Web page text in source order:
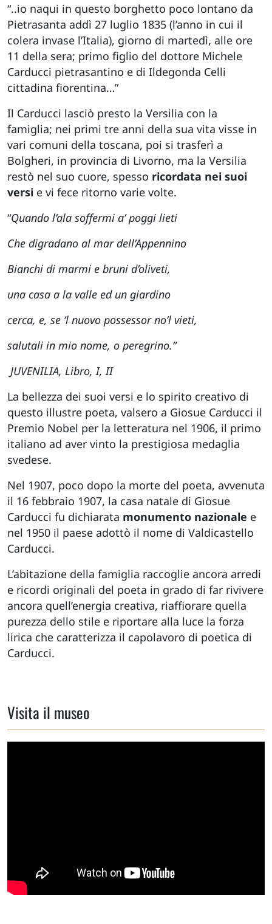
“..io naqui in questo borghetto poco lontano da
Pietrasanta addì 27 luglio 1835 (l’anno in cui il
colera invase l’Italia), giorno di martedì, alle ore
11 della sera; primo figlio del dottore Michele
Carducci pietrasantino e di Ildegonda Celli
cittadina fiorentina…”
Il Carducci lasciò presto la Versilia con la
famiglia; nei primi tre anni della sua vita visse in
vari comuni della toscana, poi si trasferì a
Bolgheri, in provincia di Livorno, ma la Versilia
restò nel suo cuore, spesso ricordata nei suoi
versi e vi fece ritorno varie volte.
“Quando l’ala soffermi a’ poggi lieti
Che digradano al mar dell’Appennino
Bianchi di marmi e bruni d’oliveti,
una casa a la valle ed un giardino
cerca, e, se ‘l nuovo possessor no’l vieti,
salutali in mio nome, o peregrino.”
JUVENILIA, Libro, I, II
La bellezza dei suoi versi e lo spirito creativo di
questo illustre poeta, valsero a Giosue Carducci il
Premio Nobel per la letteratura nel 1906, il primo
italiano ad aver vinto la prestigiosa medaglia
svedese.
Nel 1907, poco dopo la morte del poeta, avvenuta
il 16 febbraio 1907, la casa natale di Giosue
Carducci fu dichiarata monumento nazionale e
nel 1950 il paese adottò il nome di Valdicastello
Carducci.
L’abitazione della famiglia raccoglie ancora arredi
e ricordi originali del poeta in grado di far rivivere
ancora quell’energia creativa, riaffiorare quella
purezza dello stile e riportare alla luce la forza
lirica che caratterizza il capolavoro di poetica di
Carducci.
Visita il museo